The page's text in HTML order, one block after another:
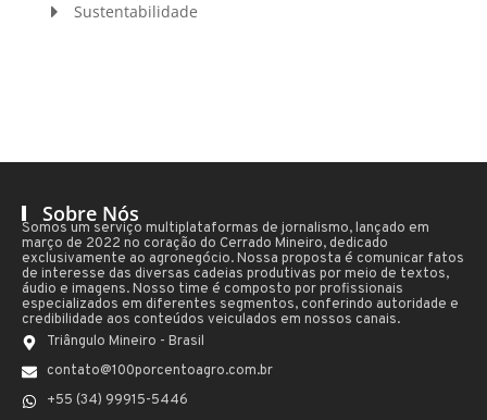
Sustentabilidade
Sobre Nós
Somos um serviço multiplataformas de jornalismo, lançado em
março de 2022 no coração do Cerrado Mineiro, dedicado
exclusivamente ao agronegócio. Nossa proposta é comunicar fatos
de interesse das diversas cadeias produtivas por meio de textos,
áudio e imagens. Nosso time é composto por profissionais
especializados em diferentes segmentos, conferindo autoridade e
credibilidade aos conteúdos veiculados em nossos canais.
Triângulo Mineiro - Brasil
contato@100porcentoagro.com.br
+55 (34) 99915-5446